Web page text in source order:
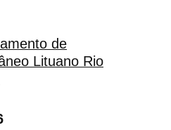
de
Lituano Rio